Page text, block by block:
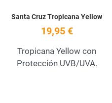
Santa Cruz Tropicana Yellow
19,95 €
Tropicana Yellow con
Protección UVB/UVA.